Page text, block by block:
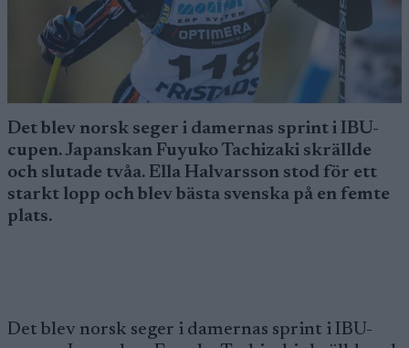
Det blev norsk seger i damernas sprint i IBU-
cupen. Japanskan Fuyuko Tachizaki skrällde
och slutade tvåa. Ella Halvarsson stod för ett
starkt lopp och blev bästa svenska på en femte
plats.
Det blev norsk seger i damernas sprint i IBU-